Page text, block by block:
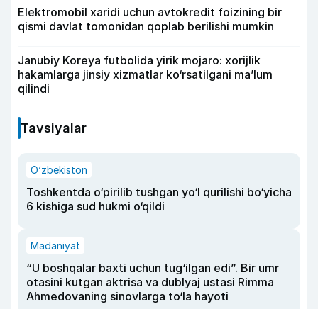
Elektromobil xaridi uchun avtokredit foizining bir
qismi davlat tomonidan qoplab berilishi mumkin
Janubiy Koreya futbolida yirik mojaro: xorijlik
hakamlarga jinsiy xizmatlar ko‘rsatilgani ma’lum
qilindi
Tavsiyalar
O‘zbekiston
Toshkentda o‘pirilib tushgan yo‘l qurilishi bo‘yicha
6 kishiga sud hukmi o‘qildi
Madaniyat
“U boshqalar baxti uchun tug‘ilgan edi”. Bir umr
otasini kutgan aktrisa va dublyaj ustasi Rimma
Ahmedovaning sinovlarga to‘la hayoti